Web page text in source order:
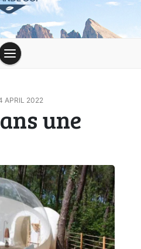
du-
APRIL 2022
une